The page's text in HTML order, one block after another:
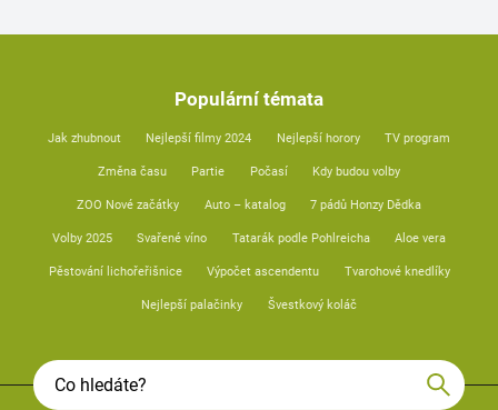
Populární témata
Jak zhubnout Nejlepší filmy 2024 Nejlepší horory TV program
Změna času Partie Počasí Kdy budou volby
ZOO Nové začátky Auto – katalog 7 pádů Honzy Dědka
Volby 2025 Svařené víno Tatarák podle Pohlreicha Aloe vera
Pěstování lichořeřišnice Výpočet ascendentu Tvarohové knedlíky
Nejlepší palačinky Švestkový koláč